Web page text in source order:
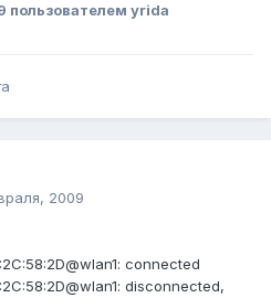
пользователем yrida
2009
connected
disconnected,